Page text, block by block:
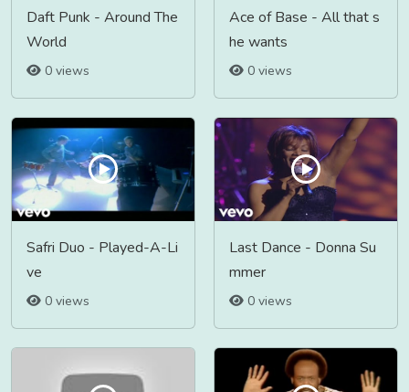
Daft Punk - Around The
World
0 views
Ace of Base - All that s
he wants
0 views
Safri Duo - Played-A-Li
ve
0 views
Last Dance - Donna Su
mmer
0 views